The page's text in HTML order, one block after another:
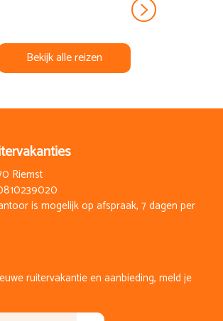
Bekijk alle reizen
Riemst
is mogelijk op afspraak, 7 dagen per
ruitervakantie en aanbieding, meld je